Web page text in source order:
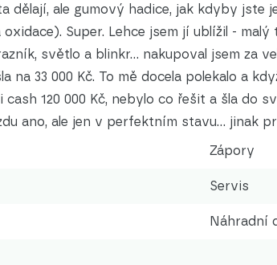
dělají, ale gumový hadice, jak kdyby jste
oxidace). Super. Lehce jsem jí ublížil -
světlo a blinkr... nakupoval jsem za
na 33 000 Kč. To mě docela polekalo a
cash 120 000 Kč, nebylo co řešit a šla do
ano, ale jen v perfektním stavu... jinak
Zápory
Servis
Náhradní